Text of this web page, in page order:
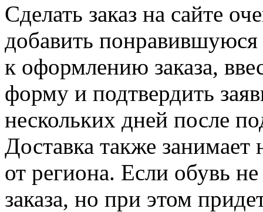
Сделать заказ на сайте
добавить
к оформлению заказа,
форму и подтвердить
нескольких дней после
Доставка также занимает
от региона. Если обувь
заказа, но при этом